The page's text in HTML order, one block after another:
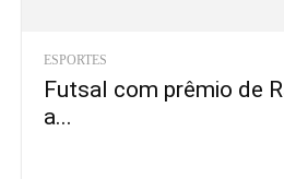
ESPORTES
Futsal com prêmio de
a...